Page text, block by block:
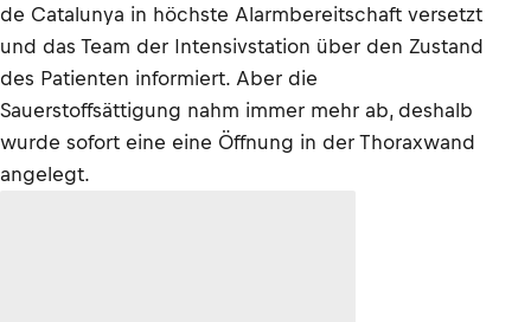
de Catalunya in höchste Alarmbereitschaft versetzt
und das Team der Intensivstation über den Zustand
des Patienten informiert. Aber die
Sauerstoffsättigung nahm immer mehr ab, deshalb
wurde sofort eine eine Öffnung in der Thoraxwand
angelegt.